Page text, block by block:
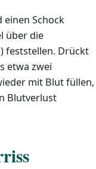
Schock
über die
feststellen. Drückt
etwa zwei
mit Blut füllen,
Blutverlust